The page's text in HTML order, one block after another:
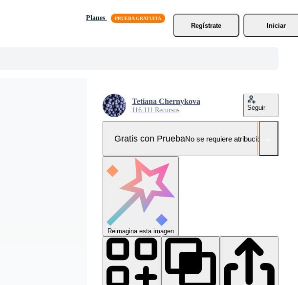
Planes
Regístrate
Iniciar
Tetiana Chernykova
116.111 Recursos Seguir
Gratis con PruebaNo se requiere atribución!
Reimagina esta imagen